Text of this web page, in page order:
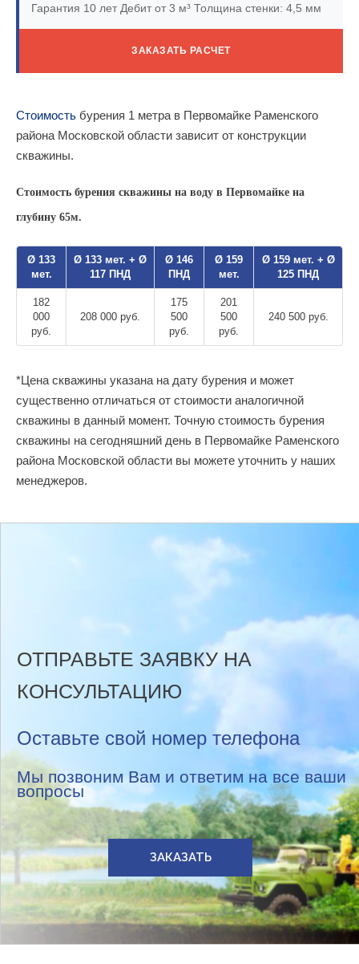
Гарантия 10 летДебит от 3 м³ Толщина стенки: 4,5 мм
ЗАКАЗАТЬ РАСЧЕТ
Стоимость бурения 1 метра в Первомайке Раменского
района Московской области зависит от конструкции
скважины.
Стоимость бурения скважины на воду в Первомайке на
глубину 65м.
Ø 133
мет.
Ø 133 мет. + Ø
117 ПНД
Ø 146
ПНД
Ø 159
мет.
Ø 159 мет. + Ø
125 ПНД
182
000
руб.
208 000 руб.
175
500
руб.
201
500
руб.
240 500 руб.
*Цена скважины указана на дату бурения и может
существенно отличаться от стоимости аналогичной
скважины в данный момент. Точную стоимость бурения
скважины на сегодняшний день в Первомайке Раменского
района Московской области вы можете уточнить у наших
менеджеров.
ОТПРАВЬТЕ ЗАЯВКУ НА
КОНСУЛЬТАЦИЮ
Оставьте свой номер телефона
Мы позвоним Вам и ответим на все ваши
вопросы
ЗАКАЗАТЬ